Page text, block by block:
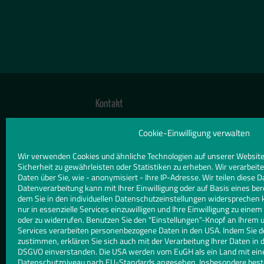
Cookie-Einwilligung verwalten
Wir verwenden Cookies und ähnliche Technologien auf unserer
Sicherheit zu gewährleisten oder Statistiken zu erheben. Wir
Daten über Sie, wie - anonymisiert - Ihre IP-Adresse. Wir teilen diese
Datenverarbeitung kann mit Ihrer Einwilligung oder auf Basis eines
dem Sie in den individuellen Datenschutzeinstellungen widersprechen
nur in essenzielle Services einzuwilligen und Ihre Einwilligung zu
oder zu widerrufen. Benutzen Sie den "Einstellungen"-Knopf an Ihrem
Services verarbeiten personenbezogene Daten in den USA. Indem Sie
zustimmen, erklären Sie sich auch mit der Verarbeitung Ihrer Daten in
DSGVO einverstanden. Die USA werden vom EuGH als ein Land mit
Kontakt
TELEFON
E-MAIL
info@fenster-tueren-buescher.de
WEBSITE
www.fenster-tueren-buescher.de/